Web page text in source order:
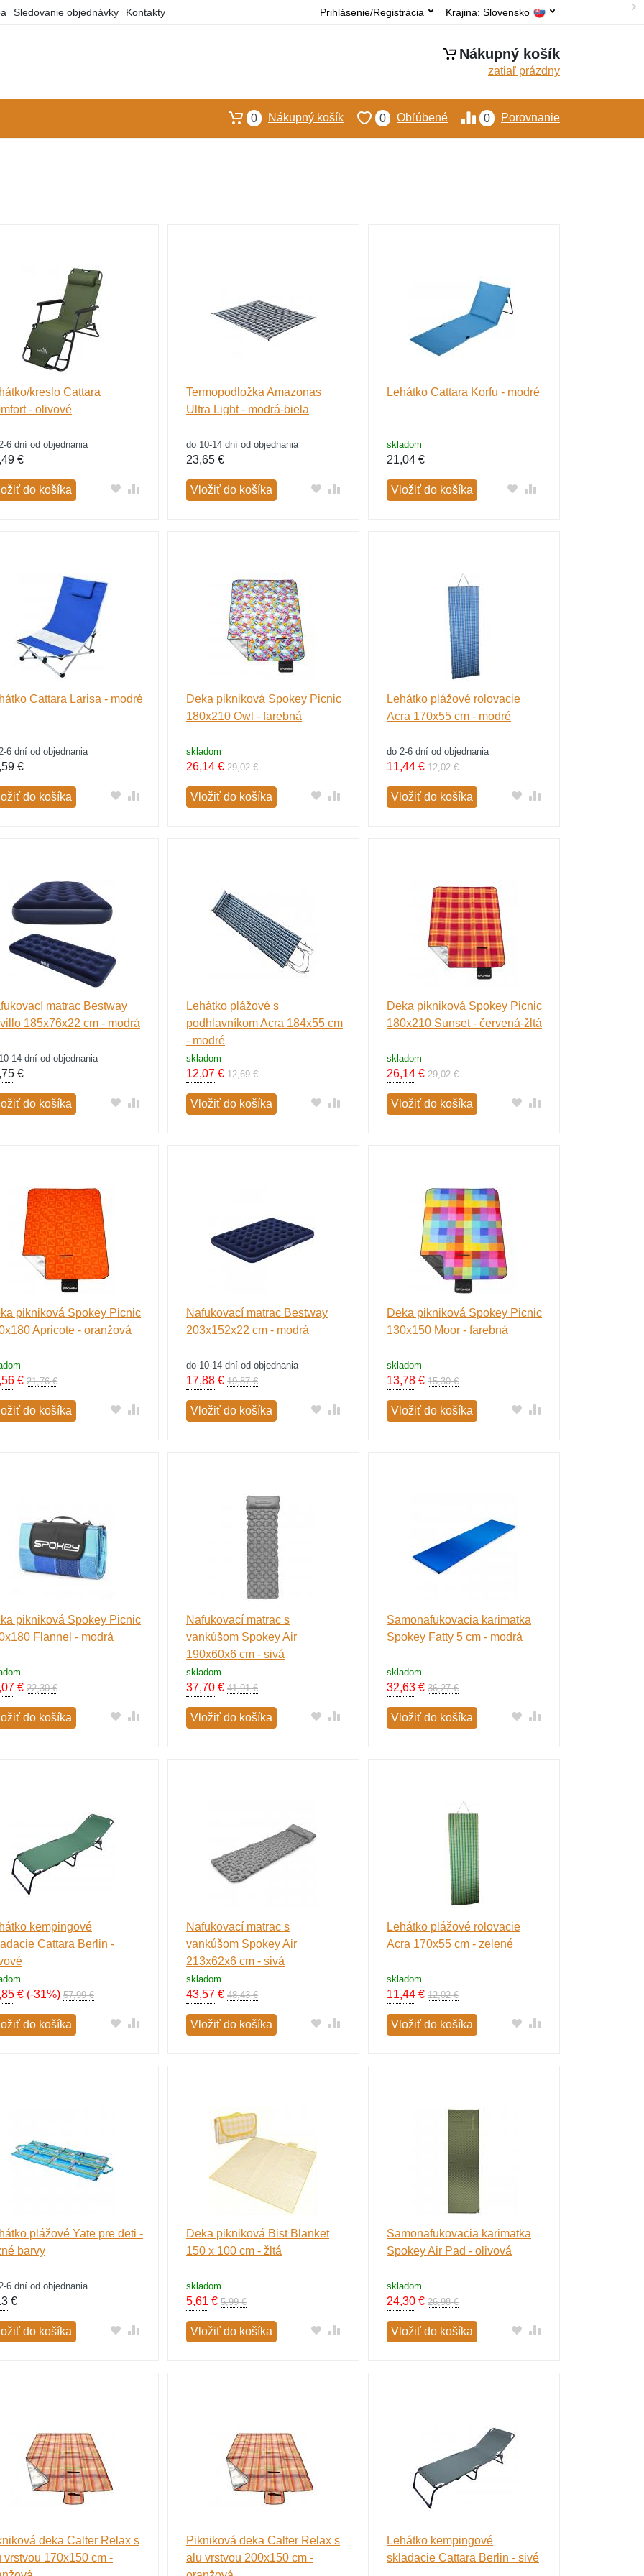
Sledovanie objednávky Kontakty Krajina: Slovensko
Prihlásenie/Registrácia
Nákupný košík
zatiaľ prázdny
0 Porovnanie
0 Obľúbené
0 Nákupný košík
kreslo Cattara
- olivové
6 dní od objednania
€
do košíka
Termopodložka Amazonas
Ultra Light - modrá-biela
do 10-14 dní od objednania
23,65€
Vložiť do košíka
Lehátko Cattara Korfu - modré
skladom
21,04€
Vložiť do košíka
Cattara Larisa - modré
6 dní od objednania
€
do košíka
Deka pikniková Spokey Picnic
180x210 Owl - farebná
skladom
26,14€ 29,02 €
Vložiť do košíka
Lehátko plážové rolovacie
Acra 170x55 cm - modré
do 2-6 dní od objednania
11,44€ 12,02 €
Vložiť do košíka
matrac Bestway
185x76x22 cm - modrá
14 dní od objednania
€
do košíka
Lehátko plážové s
podhlavníkom Acra 184x55 cm
- modré
skladom
12,07€ 12,69 €
Vložiť do košíka
Deka pikniková Spokey Picnic
180x210 Sunset - červená-žltá
skladom
26,14€ 29,02 €
Vložiť do košíka
pikniková Spokey Picnic
Apricote - oranžová
€ 21,76 €
do košíka
Nafukovací matrac Bestway
203x152x22 cm - modrá
do 10-14 dní od objednania
17,88€ 19,87 €
Vložiť do košíka
Deka pikniková Spokey Picnic
130x150 Moor - farebná
skladom
13,78€ 15,30 €
Vložiť do košíka
pikniková Spokey Picnic
Flannel - modrá
€ 22,30 €
do košíka
Nafukovací matrac s
vankúšom Spokey Air
190x60x6 cm - sivá
skladom
37,70€ 41,91 €
Vložiť do košíka
Samonafukovacia karimatka
Spokey Fatty 5 cm - modrá
skladom
32,63€ 36,27 €
Vložiť do košíka
kempingové
Cattara Berlin -
€ (-31%) 57,99 €
do košíka
Nafukovací matrac s
vankúšom Spokey Air
213x62x6 cm - sivá
skladom
43,57€ 48,43 €
Vložiť do košíka
Lehátko plážové rolovacie
Acra 170x55 cm - zelené
skladom
11,44€ 12,02 €
Vložiť do košíka
plážové Yate pre deti -
barvy
6 dní od objednania
€
do košíka
Deka pikniková Bist Blanket
150 x 100 cm - žltá
skladom
5,61 € 5,99 €
Vložiť do košíka
Samonafukovacia karimatka
Spokey Air Pad - olivová
skladom
24,30€ 26,98 €
Vložiť do košíka
deka Calter Relax s
vrstvou 170x150 cm -
Pikniková deka Calter Relax s
alu vrstvou 200x150 cm -
Lehátko kempingové
skladacie Cattara Berlin - sivé